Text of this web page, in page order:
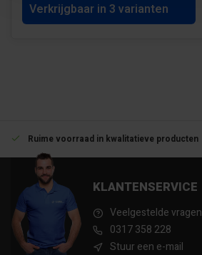
Verkrijgbaar in 3 varianten
Ruime voorraad in kwalitatieve producten
KLANTENSERVICE
Veelgestelde vragen
0317 358 228
Stuur een e-mail